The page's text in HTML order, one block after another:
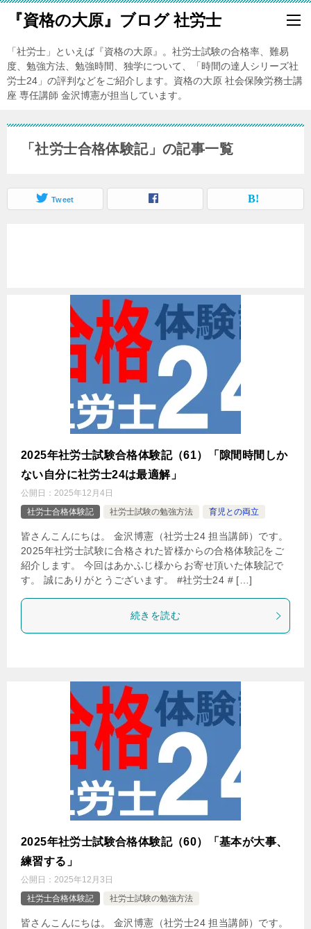
『資格の大原』ブログ 社労士
「社労士」といえば『資格の大原』。社労士試験の合格率、難易
度、勉強方法、勉強時間、独学について、「時間の達人シリーズ社
労士24」の評判などをご紹介します。資格の大原 社会保険労務士講
座 専任講師 金沢博憲が担当しています。
「社労士合格体験記」の記事一覧
Tweet
2025年社労士試験合格体験記（61）「隙間時間しか
ない自分に社労士24は最適解」
公開日： 2025年12月4日
社労士合格体験記
社労士試験の勉強方法 育児との両立
皆さんこんにちは。 金沢博憲（社労士24 担当講師）です。
2025年社労士試験に合格された皆様からの合格体験記をご
紹介します。 今回はあかふじ様からお寄せ頂いた体験記で
す。 誠にありがとうございます。 #社労士24 # […]
続きを読む
2025年社労士試験合格体験記（60）「基本が大事、
練習する」
公開日： 2025年12月3日
社労士合格体験記
社労士試験の勉強方法
皆さんこんにちは。 金沢博憲（社労士24 担当講師）です。